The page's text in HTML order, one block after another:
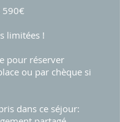
590€
limitées !
pour réserver
ou par chèque si
dans ce séjour: